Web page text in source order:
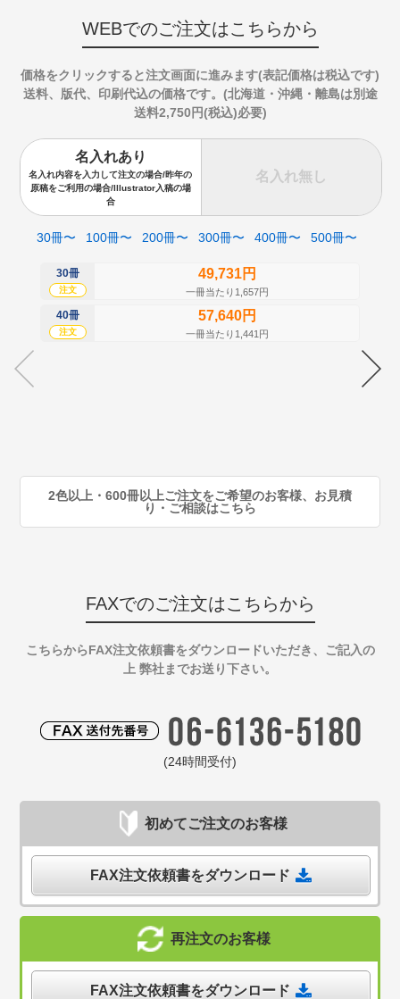
WEBでのご注文はこちらから
価格をクリックすると注文画面に進みます(表記価格は税込です)
送料、版代、印刷代込の価格です。(北海道・沖縄・離島は別途
送料2,750円(税込)必要)
名入れあり
名入れ内容を入力して注文の場合/昨年の
原稿をご利用の場合/Illustrator入稿の場
合
名入れ無し
30冊〜 100冊〜 200冊〜 300冊〜 400冊〜 500冊〜
30冊
注文
49,731円
一冊当たり1,657円
40冊
注文
57,640円
一冊当たり1,441円
2色以上・600冊以上ご注文をご希望のお客様、お見積
り・ご相談はこちら
FAXでのご注文はこちらから
こちらからFAX注文依頼書をダウンロードいただき、ご記入の
上 弊社までお送り下さい。
(24時間受付)
初めてご注文のお客様
FAX注文依頼書をダウンロード
再注文のお客様
FAX注文依頼書をダウンロード